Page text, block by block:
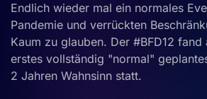
Endlich wieder mal ein normales
Pandemie und verrückten
Kaum zu glauben. Der #BFD12
erstes vollständig "normal"
2 Jahren Wahnsinn statt.